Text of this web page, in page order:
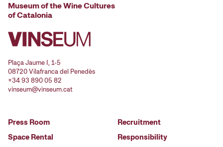
Museum of the Wine Cultures
of Catalonia
Plaça Jaume I, 1-5
08720 Vilafranca del Penedès
+34 93 890 05 82
vinseum@vinseum.cat
Press Room
Space Rental
Recruitment
Responsibility